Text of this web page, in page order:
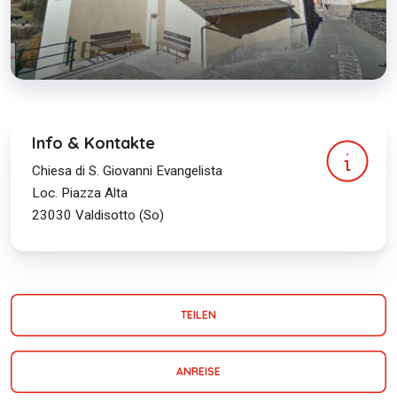
Info & Kontakte
Chiesa di S. Giovanni Evangelista
Loc. Piazza Alta
23030 Valdisotto (So)
TEILEN
ANREISE